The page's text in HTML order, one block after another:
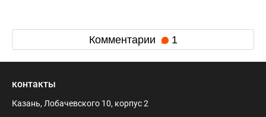
Комментарии 1
контакты
Казань, Лобачевского 10, корпус 2